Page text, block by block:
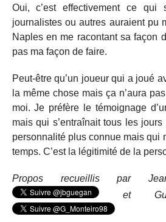
Oui, c’est effectivement ce qui
journalistes ou autres auraient pu
Naples en me racontant sa façon
pas ma façon de faire.
Peut-être qu’un joueur qui a joué
la même chose mais ça n’aura
moi. Je préfère le témoignage
mais qui s’entraînait tous les
personnalité plus connue mais qui
temps. C’est la légitimité de la
Propos recueillis par
et